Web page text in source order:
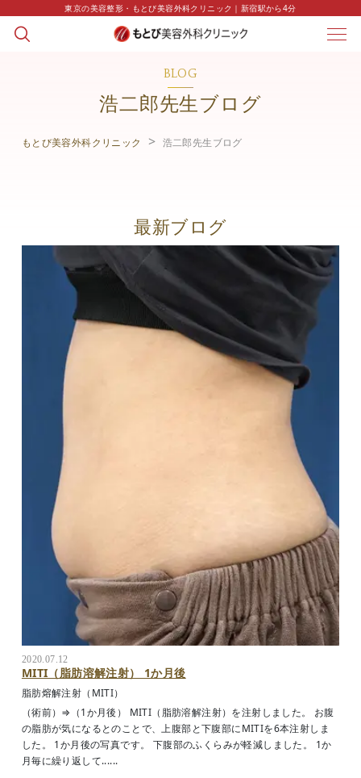
東京の美容整形・もとび美容外科クリニック｜新宿駅から4分
BLOG
浩二郎先生ブログ
もとび美容外科クリニック 浩二郎先生ブログ
最新ブログ
2020.07.12
MITI（脂肪溶解注射） 1か月後
脂肪熔解注射（MITI）
（術前）⇒（1か月後） MITI（脂肪溶解注射）を注射しました。 お腹
の脂肪が気になるとのことで、上腹部と下腹部にMITIを6本注射しま
した。 1か月後の写真です。 下腹部のふくらみが軽減しました。 1か
月毎に繰り返して......